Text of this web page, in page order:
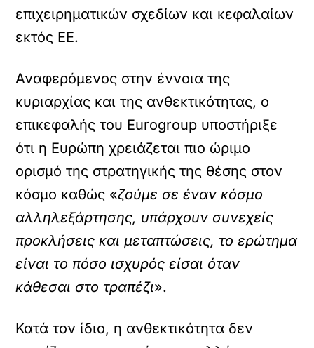
επιχειρηματικών σχεδίων και κεφαλαίων
εκτός ΕΕ.
Αναφερόμενος στην έννοια της
κυριαρχίας και της ανθεκτικότητας, ο
επικεφαλής του Eurogroup υποστήριξε
ότι η Ευρώπη χρειάζεται πιο ώριμο
ορισμό της στρατηγικής της θέσης στον
κόσμο καθώς «ζούμε σε έναν κόσμο
αλληλεξάρτησης, υπάρχουν συνεχείς
προκλήσεις και μεταπτώσεις, το ερώτημα
είναι το πόσο ισχυρός είσαι όταν
κάθεσαι στο τραπέζι».
Κατά τον ίδιο, η ανθεκτικότητα δεν